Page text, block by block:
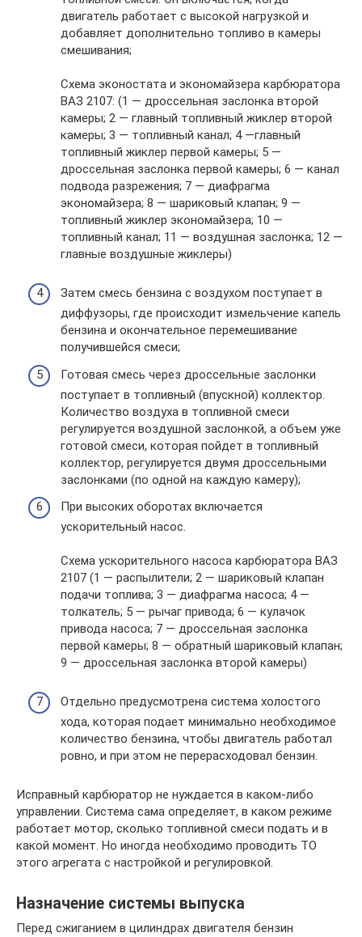
двигатель работает с высокой нагрузкой и
добавляет дополнительно топливо в камеры
смешивания;
Схема эконостата и экономайзера карбюратора
ВАЗ 2107: (1 — дроссельная заслонка второй
камеры; 2 — главный топливный жиклер второй
камеры; 3 — топливный канал; 4 —главный
топливный жиклер первой камеры; 5 —
дроссельная заслонка первой камеры; 6 — канал
подвода разрежения; 7 — диафрагма
экономайзера; 8 — шариковый клапан; 9 —
топливный жиклер экономайзера; 10 —
топливный канал; 11 — воздушная заслонка; 12 —
главные воздушные жиклеры)
Затем смесь бензина с воздухом поступает в
диффузоры, где происходит измельчение капель
бензина и окончательное перемешивание
получившейся смеси;
Готовая смесь через дроссельные заслонки
поступает в топливный (впускной) коллектор.
Количество воздуха в топливной смеси
регулируется воздушной заслонкой, а объем уже
готовой смеси, которая пойдет в топливный
коллектор, регулируется двумя дроссельными
заслонками (по одной на каждую камеру);
При высоких оборотах включается
ускорительный насос.
Схема ускорительного насоса карбюратора ВАЗ
2107 (1 — распылители; 2 — шариковый клапан
подачи топлива; 3 — диафрагма насоса; 4 —
толкатель; 5 — рычаг привода; 6 — кулачок
привода насоса; 7 — дроссельная заслонка
первой камеры; 8 — обратный шариковый клапан;
9 — дроссельная заслонка второй камеры)
Отдельно предусмотрена система холостого
хода, которая подает минимально необходимое
количество бензина, чтобы двигатель работал
ровно, и при этом не перерасходовал бензин.
Исправный карбюратор не нуждается в каком-либо
управлении. Система сама определяет, в каком режиме
работает мотор, сколько топливной смеси подать и в
какой момент. Но иногда необходимо проводить ТО
этого агрегата с настройкой и регулировкой.
Назначение системы выпуска
Перед сжиганием в цилиндрах двигателя бензин